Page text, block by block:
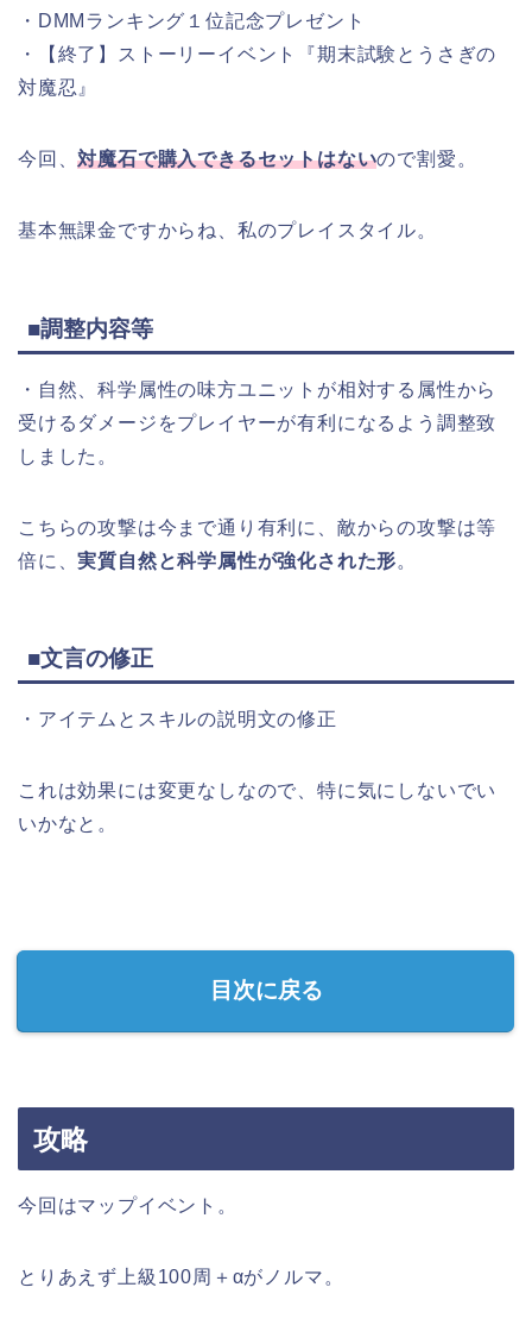
・DMMランキング１位記念プレゼント
・【終了】ストーリーイベント『期末試験とうさぎの
対魔忍』
今回、対魔石で購入できるセットはないので割愛。
基本無課金ですからね、私のプレイスタイル。
■調整内容等
・自然、科学属性の味方ユニットが相対する属性から
受けるダメージをプレイヤーが有利になるよう調整致
しました。
こちらの攻撃は今まで通り有利に、敵からの攻撃は等
倍に、実質自然と科学属性が強化された形。
■文言の修正
・アイテムとスキルの説明文の修正
これは効果には変更なしなので、特に気にしないでい
いかなと。
目次に戻る
攻略
今回はマップイベント。
とりあえず上級100周＋αがノルマ。